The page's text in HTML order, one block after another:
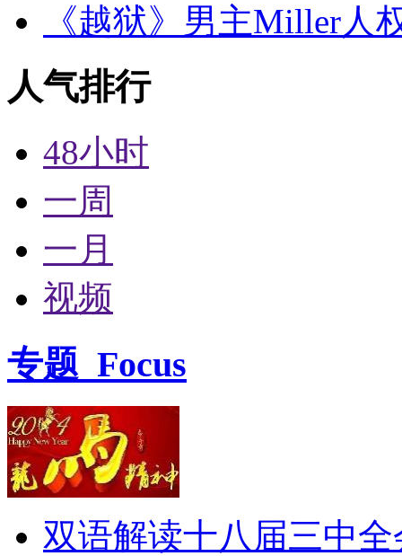
《越狱》男主Miller人
人气排行
48小时
一周
一月
视频
专题 Focus
双语解读十八届三中全